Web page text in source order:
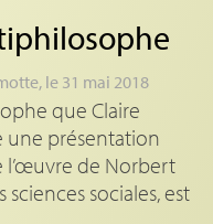
, le 31 mai 2018
que Claire
une présentation
l’œuvre de Norbert
sciences sociales, est